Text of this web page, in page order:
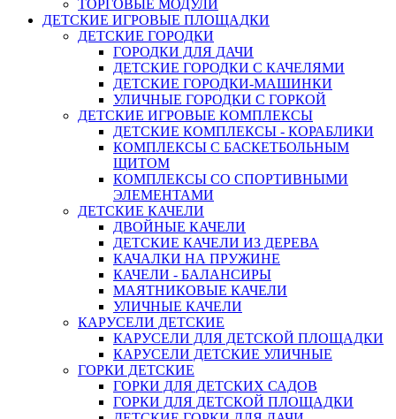
ТОРГОВЫЕ МОДУЛИ
ДЕТСКИЕ ИГРОВЫЕ ПЛОЩАДКИ
ДЕТСКИЕ ГОРОДКИ
ГОРОДКИ ДЛЯ ДАЧИ
ДЕТСКИЕ ГОРОДКИ С КАЧЕЛЯМИ
ДЕТСКИЕ ГОРОДКИ-МАШИНКИ
УЛИЧНЫЕ ГОРОДКИ С ГОРКОЙ
ДЕТСКИЕ ИГРОВЫЕ КОМПЛЕКСЫ
ДЕТСКИЕ КОМПЛЕКСЫ - КОРАБЛИКИ
КОМПЛЕКСЫ С БАСКЕТБОЛЬНЫМ
ЩИТОМ
КОМПЛЕКСЫ СО СПОРТИВНЫМИ
ЭЛЕМЕНТАМИ
ДЕТСКИЕ КАЧЕЛИ
ДВОЙНЫЕ КАЧЕЛИ
ДЕТСКИЕ КАЧЕЛИ ИЗ ДЕРЕВА
КАЧАЛКИ НА ПРУЖИНЕ
КАЧЕЛИ - БАЛАНСИРЫ
МАЯТНИКОВЫЕ КАЧЕЛИ
УЛИЧНЫЕ КАЧЕЛИ
КАРУСЕЛИ ДЕТСКИЕ
КАРУСЕЛИ ДЛЯ ДЕТСКОЙ ПЛОЩАДКИ
КАРУСЕЛИ ДЕТСКИЕ УЛИЧНЫЕ
ГОРКИ ДЕТСКИЕ
ГОРКИ ДЛЯ ДЕТСКИХ САДОВ
ГОРКИ ДЛЯ ДЕТСКОЙ ПЛОЩАДКИ